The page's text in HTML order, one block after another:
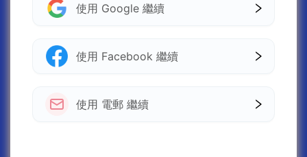
使用 Google 繼續
使用 Facebook 繼續
使用 電郵 繼續